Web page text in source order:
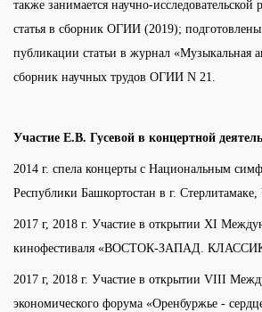
также занимается научно-исследовательской
статья в сборник ОГИИ (2019);
публикации статьи в журнал «Музыкальная
сборник научных трудов ОГИИ N 21.
Участие Е.В. Гусевой в концертной
2014 г. спела концерты с Национальным
Республики Башкортостан в г.
2017 г, 2018 г. Участие в открытии XI
кинофестиваля «ВОСТОК-ЗАПАД.
2017 г, 2018 г. Участие в открытии VIII
экономического форума «Оренбуржье -